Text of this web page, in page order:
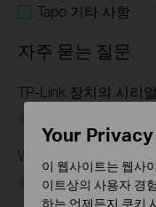
Tapo 기타 사항
자주 묻는 질문
TP-Link 장치의 시리
Wi-Fi 신호와 무선 범
07-14-2021
Your
이 웹사이트는 웹사
이트상의 사용자 경
하는 언제든지 쿠키